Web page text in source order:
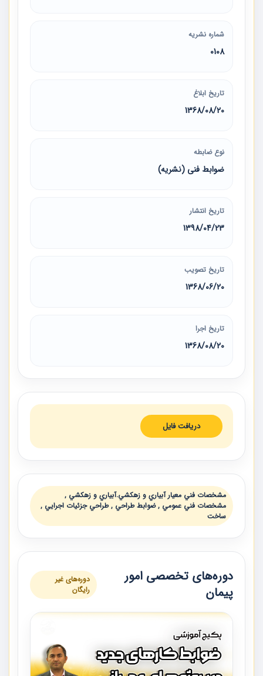
شماره نشریه
0108
تاریخ ابلاغ
1368/08/20
نوع ضابطه
ضوابط فنی (نشریه)
تاریخ انتشار
1398/04/23
تاریخ تصویب
1368/06/20
تاریخ اجرا
1368/08/20
دریافت فایل
مشخصات فني معيار آبياري و زهكشي.آبياري و زهكشي ,
مشخصات فني عمومي , ضوابط طراحي , طراحي جزئيات اجرايي ,
ساخت
دوره‌های تخصصی امور
پیمان
دوره‌های غیر
رایگان